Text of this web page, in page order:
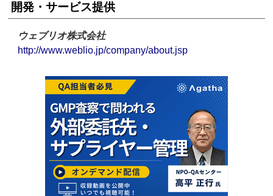
開発・サービス提供
ウェブリオ株式会社
http://www.weblio.jp/company/about.jsp